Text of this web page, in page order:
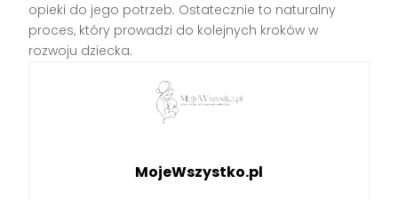
opieki do jego potrzeb. Ostatecznie to naturalny
proces, który prowadzi do kolejnych kroków w
rozwoju dziecka.
MojeWszystko.pl